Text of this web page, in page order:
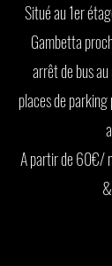
Situé au 1er
Gambetta
arrêt de bus
places de
A partir de 60€/